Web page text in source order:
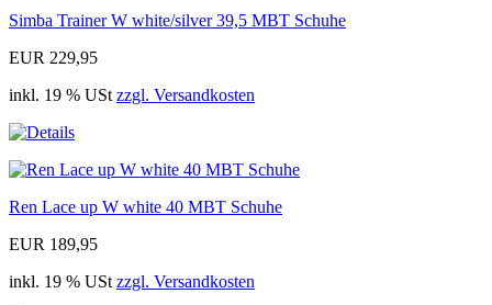
Simba Trainer W white/silver 39,5 MBT Schuhe
EUR 229,95
inkl. 19 % USt zzgl. Versandkosten
Ren Lace up W white 40 MBT Schuhe
EUR 189,95
inkl. 19 % USt zzgl. Versandkosten